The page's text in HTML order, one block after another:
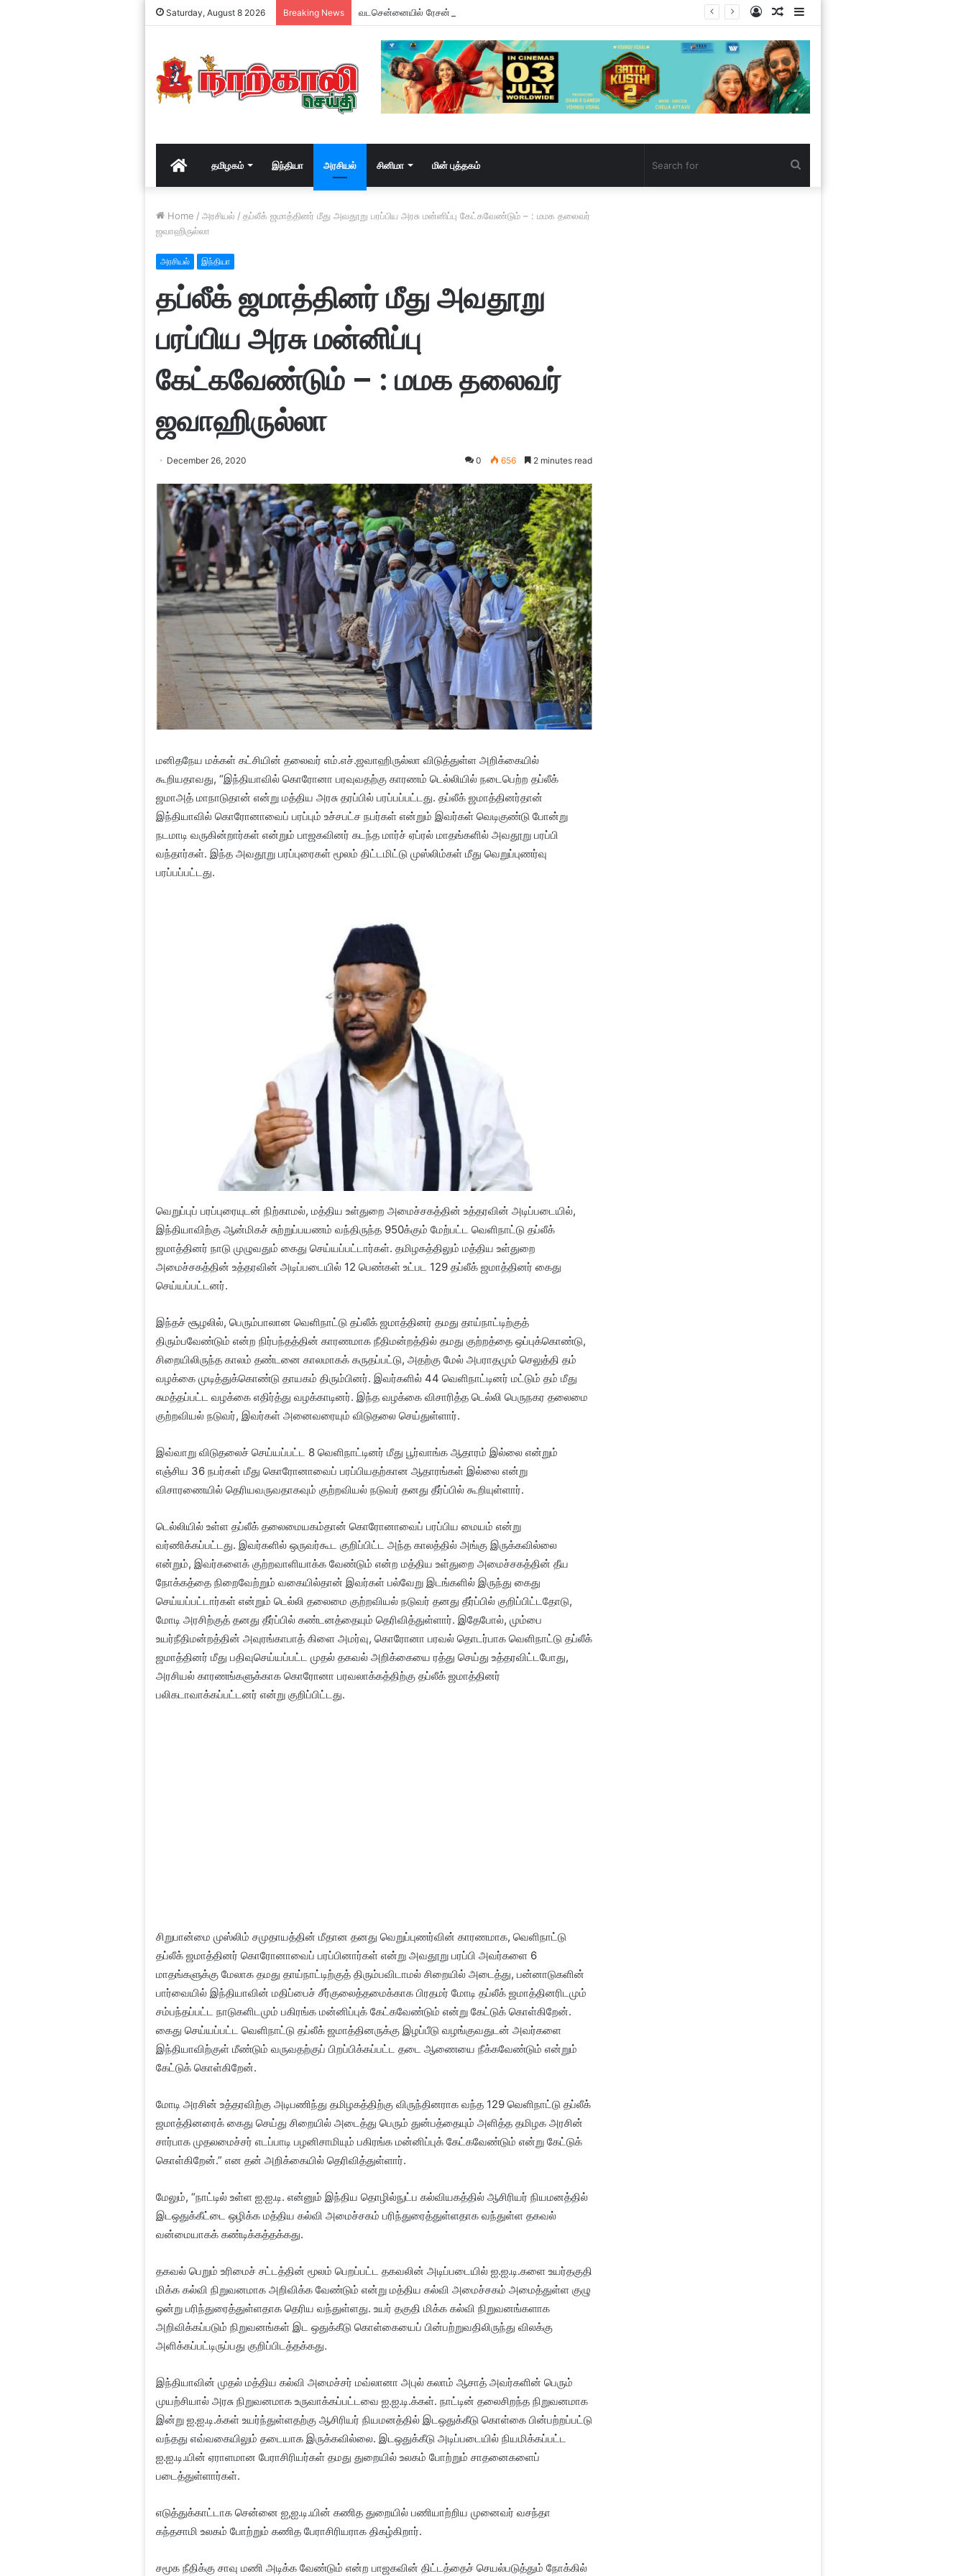
Saturday, August 8 2026 Breaking News வடசென்னையில் ரேசன் அரிசி கடத்தல் கும்பல் கைதும், பின்னணியும் ! Sidebar
Random
Article
Log
In
Homeதமிழகம் இந்தியா அரசியல் சினிமா மின் புத்தகம்
Home / அரசியல் / தப்லீக் ஜமாத்தினர் மீது அவதூறு பரப்பிய அரசு மன்னிப்பு கேட்கவேண்டும் – : மமக தலைவர்
ஜவாஹிருல்லா
அரசியல் இந்தியா
தப்லீக் ஜமாத்தினர் மீது அவதூறு
பரப்பிய அரசு மன்னிப்பு
கேட்கவேண்டும் – : மமக தலைவர்
ஜவாஹிருல்லா
December 26, 2020 0 656 2 minutes read
மனிதநேய மக்கள் கட்சியின் தலைவர் எம்.எச்.ஜவாஹிருல்லா விடுத்துள்ள அறிக்கையில்
கூறியதாவது, “இந்தியாவில் கொரோனா பரவுவதற்கு காரணம் டெல்லியில் நடைபெற்ற தப்லீக்
ஜமாஅத் மாநாடுதான் என்று மத்திய அரசு தரப்பில் பரப்பப்பட்டது. தப்லீக் ஜமாத்தினர்தான்
இந்தியாவில் கொரோனாவைப் பரப்பும் உச்சபட்ச நபர்கள் என்றும் இவர்கள் வெடிகுண்டு போன்று
நடமாடி வருகின்றார்கள் என்றும் பாஜகவினர் கடந்த மார்ச் ஏப்ரல் மாதங்களில் அவதூறு பரப்பி
வந்தார்கள். இந்த அவதூறு பரப்புரைகள் மூலம் திட்டமிட்டு முஸ்லிம்கள் மீது வெறுப்புணர்வு
பரப்பப்பட்டது.
வெறுப்புப் பரப்புரையுடன் நிற்காமல், மத்திய உள்துறை அமைச்சகத்தின் உத்தரவின் அடிப்படையில்,
இந்தியாவிற்கு ஆன்மிகச் சுற்றுப்பயணம் வந்திருந்த 950க்கும் மேற்பட்ட வெளிநாட்டு தப்லீக்
ஜமாத்தினர் நாடு முழுவதும் கைது செய்யப்பட்டார்கள். தமிழகத்திலும் மத்திய உள்துறை
அமைச்சகத்தின் உத்தரவின் அடிப்படையில் 12 பெண்கள் உட்பட 129 தப்லீக் ஜமாத்தினர் கைது
செய்யப்பட்டனர்.
இந்தச் சூழலில், பெரும்பாலான வெளிநாட்டு தப்லீக் ஜமாத்தினர் தமது தாய்நாட்டிற்குத்
திரும்பவேண்டும் என்ற நிர்பந்தத்தின் காரணமாக நீதிமன்றத்தில் தமது குற்றத்தை ஒப்புக்கொண்டு,
சிறையிலிருந்த காலம் தண்டனை காலமாகக் கருதப்பட்டு, அதற்கு மேல் அபராதமும் செலுத்தி தம்
வழக்கை முடித்துக்கொண்டு தாயகம் திரும்பினர். இவர்களில் 44 வெளிநாட்டினர் மட்டும் தம் மீது
சுமத்தப்பட்ட வழக்கை எதிர்த்து வழக்காடினர். இந்த வழக்கை விசாரித்த டெல்லி பெருநகர தலைமை
குற்றவியல் நடுவர், இவர்கள் அனைவரையும் விடுதலை செய்துள்ளார்.
இவ்வாறு விடுதலைச் செய்யப்பட்ட 8 வெளிநாட்டினர் மீது பூர்வாங்க ஆதாரம் இல்லை என்றும்
எஞ்சிய 36 நபர்கள் மீது கொரோனாவைப் பரப்பியதற்கான ஆதாரங்கள் இல்லை என்று
விசாரணையில் தெரியவருவதாகவும் குற்றவியல் நடுவர் தனது தீர்ப்பில் கூறியுள்ளார்.
டெல்லியில் உள்ள தப்லீக் தலைமையகம்தான் கொரோனாவைப் பரப்பிய மையம் என்று
வர்ணிக்கப்பட்டது. இவர்களில் ஒருவர்கூட குறிப்பிட்ட அந்த காலத்தில் அங்கு இருக்கவில்லை
என்றும், இவர்களைக் குற்றவாளியாக்க வேண்டும் என்ற மத்திய உள்துறை அமைச்சகத்தின் தீய
நோக்கத்தை நிறைவேற்றும் வகையில்தான் இவர்கள் பல்வேறு இடங்களில் இருந்து கைது
செய்யப்பட்டார்கள் என்றும் டெல்லி தலைமை குற்றவியல் நடுவர் தனது தீர்ப்பில் குறிப்பிட்டதோடு,
மோடி அரசிற்குத் தனது தீர்ப்பில் கண்டனத்தையும் தெரிவித்துள்ளார். இதேபோல், மும்பை
உயர்நீதிமன்றத்தின் அவுரங்காபாத் கிளை அமர்வு, கொரோனா பரவல் தொடர்பாக வெளிநாட்டு தப்லீக்
ஜமாத்தினர் மீது பதிவுசெய்யப்பட்ட முதல் தகவல் அறிக்கையை ரத்து செய்து உத்தரவிட்டபோது,
அரசியல் காரணங்களுக்காக கொரோனா பரவலாக்கத்திற்கு தப்லீக் ஜமாத்தினர்
பலிகடாவாக்கப்பட்டனர் என்று குறிப்பிட்டது.
சிறுபான்மை முஸ்லிம் சமுதாயத்தின் மீதான தனது வெறுப்புணர்வின் காரணமாக, வெளிநாட்டு
தப்லீக் ஜமாத்தினர் கொரோனாவைப் பரப்பினார்கள் என்று அவதூறு பரப்பி அவர்களை 6
மாதங்களுக்கு மேலாக தமது தாய்நாட்டிற்குத் திரும்பவிடாமல் சிறையில் அடைத்து, பன்னாடுகளின்
பார்வையில் இந்தியாவின் மதிப்பைச் சீர்குலைத்தமைக்காக பிரதமர் மோடி தப்லீக் ஜமாத்தினரிடமும்
சம்பந்தப்பட்ட நாடுகளிடமும் பகிரங்க மன்னிப்புக் கேட்கவேண்டும் என்று கேட்டுக் கொள்கிறேன்.
கைது செய்யப்பட்ட வெளிநாட்டு தப்லீக் ஜமாத்தினருக்கு இழப்பீடு வழங்குவதுடன் அவர்களை
இந்தியாவிற்குள் மீண்டும் வருவதற்குப் பிறப்பிக்கப்பட்ட தடை ஆணையை நீக்கவேண்டும் என்றும்
கேட்டுக் கொள்கிறேன்.
மோடி அரசின் உத்தரவிற்கு அடிபணிந்து தமிழகத்திற்கு விருந்தினராக வந்த 129 வெளிநாட்டு தப்லீக்
ஜமாத்தினரைக் கைது செய்து சிறையில் அடைத்து பெரும் துன்பத்தையும் அளித்த தமிழக அரசின்
சார்பாக முதலமைச்சர் எடப்பாடி பழனிசாமியும் பகிரங்க மன்னிப்புக் கேட்கவேண்டும் என்று கேட்டுக்
கொள்கிறேன்.” என தன் அறிக்கையில் தெரிவித்துள்ளார்.
மேலும், “நாட்டில் உள்ள ஐ.ஐ.டி. என்னும் இந்திய தொழில்நுட்ப கல்வியகத்தில் ஆசிரியர் நியமனத்தில்
இடஒதுக்கீட்டை ஒழிக்க மத்திய கல்வி அமைச்சகம் பரிந்துரைத்துள்ளதாக வந்துள்ள தகவல்
வன்மையாகக் கண்டிக்கத்தக்கது.
தகவல் பெறும் உரிமைச் சட்டத்தின் மூலம் பெறப்பட்ட தகவலின் அடிப்படையில் ஐ.ஐ.டி.களை உயர்தகுதி
மிக்க கல்வி நிறுவனமாக அறிவிக்க வேண்டும் என்று மத்திய கல்வி அமைச்சகம் அமைத்துள்ள குழு
ஒன்று பரிந்துரைத்துள்ளதாக தெரிய வந்துள்ளது. உயர் தகுதி மிக்க கல்வி நிறுவனங்களாக
அறிவிக்கப்படும் நிறுவனங்கள் இட ஒதுக்கீடு கொள்கையைப் பின்பற்றுவதிலிருந்து விலக்கு
அளிக்கப்பட்டிருப்பது குறிப்பிடத்தக்கது.
இந்தியாவின் முதல் மத்திய கல்வி அமைச்சர் மவ்லானா அபுல் கலாம் ஆசாத் அவர்களின் பெரும்
முயற்சியால் அரசு நிறுவனமாக உருவாக்கப்பட்டவை ஐ.ஐ.டி.க்கள். நாட்டின் தலைசிறந்த நிறுவனமாக
இன்று ஐ.ஐ.டி.க்கள் உயர்ந்துள்ளதற்கு ஆசிரியர் நியமனத்தில் இடஒதுக்கீடு கொள்கை பின்பற்றப்பட்டு
வந்தது எவ்வகையிலும் தடையாக இருக்கவில்லை. இடஒதுக்கீடு அடிப்படையில் நியமிக்கப்பட்ட
ஐ.ஐ.டி.யின் ஏராளமான பேராசிரியர்கள் தமது துறையில் உலகம் போற்றும் சாதனைகளைப்
படைத்துள்ளார்கள்.
எடுத்துக்காட்டாக சென்னை ஐ,ஐ.டி.யின் கணித துறையில் பணியாற்றிய முனைவர் வசந்தா
கந்தசாமி உலகம் போற்றும் கணித பேராசிரியராக திகழ்கிறார்.
சமூக நீதிக்கு சாவு மணி அடிக்க வேண்டும் என்ற பாஜகவின் திட்டத்தைச் செயல்படுத்தும் நோக்கில்